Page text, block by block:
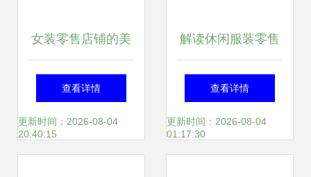
女装零售店铺的美
拍营销之道 抓住那
一抹色彩
查看详情
更新时间：2026-08-04
20:40:15
解读休闲服装零售
新气象——红动网
高清图片商店巡礼
查看详情
更新时间：2026-08-04
01:17:30